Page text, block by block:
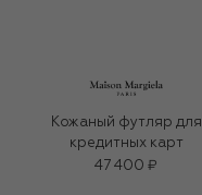
Кожаный футляр для
кредитных карт
47 400 ₽